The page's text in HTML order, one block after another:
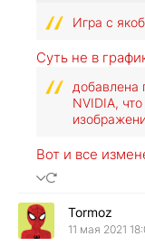
Игра с
Суть не в
добавлена
NVIDIA,
Вот и все
Tormoz
11 мая 2021